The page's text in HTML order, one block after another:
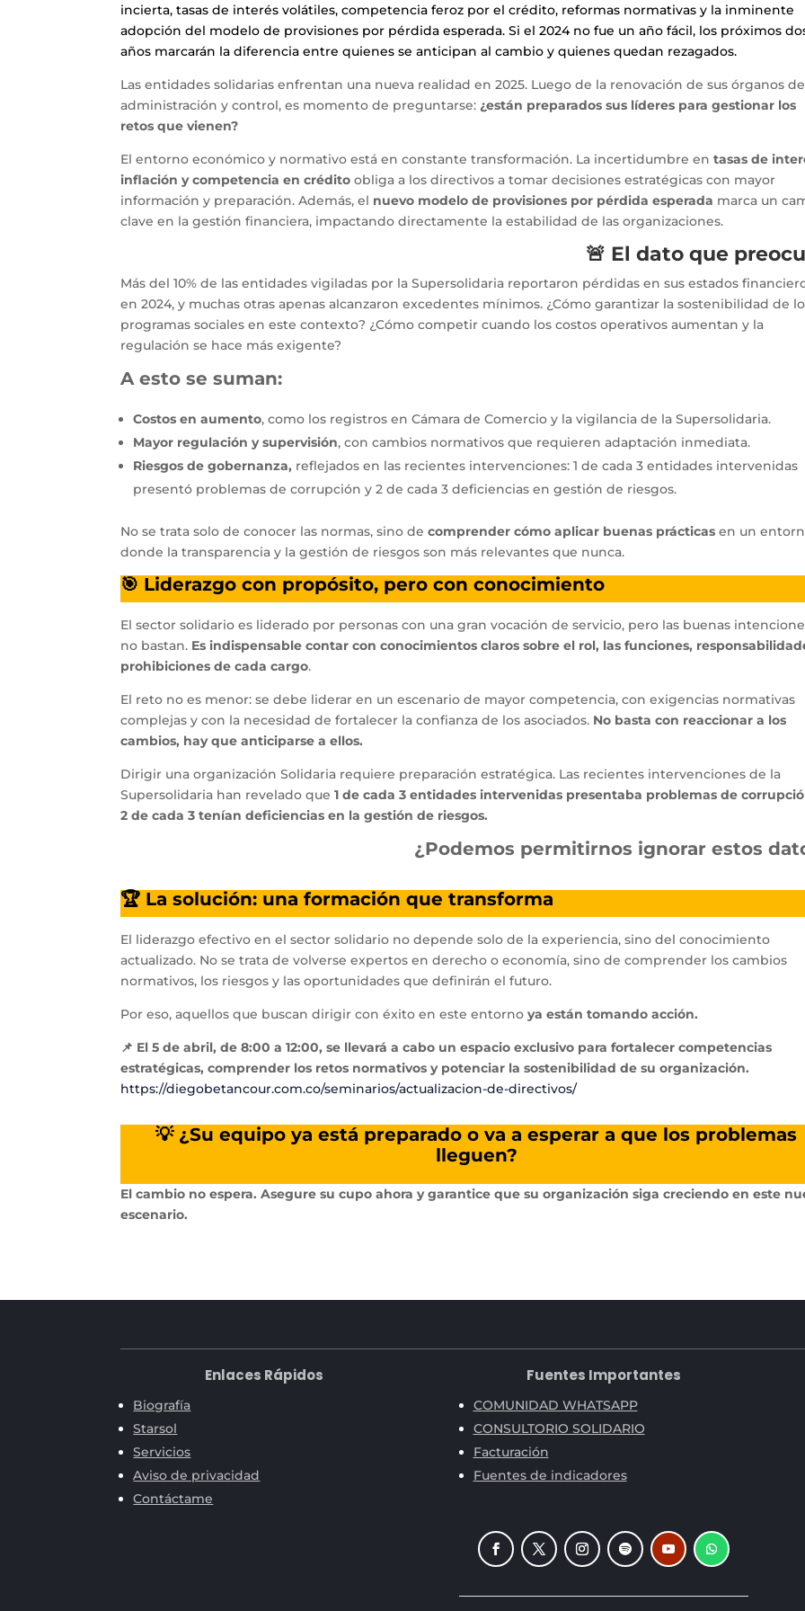
incierta, tasas de interés volátiles, competencia feroz por el crédito, reformas normativas y la inminente
adopción del modelo de provisiones por pérdida esperada. Si el 2024 no fue un año fácil, los próximos
años marcarán la diferencia entre quienes se anticipan al cambio y quienes quedan rezagados.
Las entidades solidarias enfrentan una nueva realidad en 2025. Luego de la renovación de sus órganos de
administración y control, es momento de preguntarse:¿están preparados sus líderes para gestionar los
retos que vienen?
El entorno económico y normativo está en constante transformación. La incertidumbre entasas de
inflación y competencia en crédito obliga a los directivos a tomar decisiones estratégicas con mayor
información y preparación. Además, el nuevo modelo de provisiones por pérdida esperada marca un
clave en la gestión financiera, impactando directamente la estabilidad de las organizaciones.
🚨 El dato que
Más del 10% de las entidades vigiladas por la Supersolidaria reportaron pérdidas en sus estados
en 2024, y muchas otras apenas alcanzaron excedentes mínimos. ¿Cómo garantizar la sostenibilidad de
programas sociales en este contexto? ¿Cómo competir cuando los costos operativos aumentan y la
regulación se hace más exigente?
A esto se suman:
Costos en aumento, como los registros en Cámara de Comercio y la vigilancia de la Supersolidaria.
Mayor regulación y supervisión, con cambios normativos que requieren adaptación inmediata.
Riesgos de gobernanza, reflejados en las recientes intervenciones: 1 de cada 3 entidades intervenidas
presentó problemas de corrupción y 2 de cada 3 deficiencias en gestión de riesgos.
No se trata solo de conocer las normas, sino decomprender cómo aplicar buenas prácticas en un
donde la transparencia y la gestión de riesgos son más relevantes que nunca.
🎯 Liderazgo con propósito, pero con conocimiento
El sector solidario es liderado por personas con una gran vocación de servicio, pero las buenas
no bastan. Es indispensable contar con conocimientos claros sobre el rol, las funciones,
prohibiciones de cada cargo.
El reto no es menor: se debe liderar en un escenario de mayor competencia, con exigencias normativas
complejas y con la necesidad de fortalecer la confianza de los asociados. No basta con reaccionar a los
cambios, hay que anticiparse a ellos.
Dirigir una organización Solidaria requiere preparación estratégica. Las recientes intervenciones de la
Supersolidaria han revelado que1 de cada 3 entidades intervenidas presentaba problemas de
2 de cada 3 tenían deficiencias en la gestión de riesgos.
¿Podemos permitirnos ignorar estos
🏆 La solución: una formación que transforma
El liderazgo efectivo en el sector solidario no depende solo de la experiencia, sino del conocimiento
actualizado. No se trata de volverse expertos en derecho o economía, sino de comprender los cambios
normativos, los riesgos y las oportunidades que definirán el futuro.
Por eso, aquellos que buscan dirigir con éxito en este entornoya están tomando acción.
📌 El 5 de abril, de 8:00 a 12:00, se llevará a cabo un espacio exclusivo para fortalecer competencias
estratégicas, comprender los retos normativos y potenciar la sostenibilidad de su organización.
https://diegobetancour.com.co/seminarios/actualizacion-de-directivos/
💡 ¿Su equipo ya está preparado o va a esperar a que los problemas
lleguen?
El cambio no espera. Asegure su cupo ahora y garantice que su organización siga creciendo en este
escenario.
Enlaces Rápidos
Biografía
Starsol
Servicios
Aviso de privacidad
Contáctame
Fuentes Importantes
COMUNIDAD WHATSAPP
CONSULTORIO SOLIDARIO
Facturación
Fuentes de indicadores